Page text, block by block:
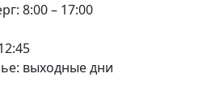
8:00 – 17:00
выходные дни